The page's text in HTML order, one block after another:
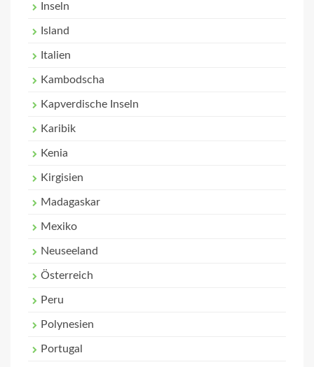
Inseln
Island
Italien
Kambodscha
Kapverdische Inseln
Karibik
Kenia
Kirgisien
Madagaskar
Mexiko
Neuseeland
Österreich
Peru
Polynesien
Portugal